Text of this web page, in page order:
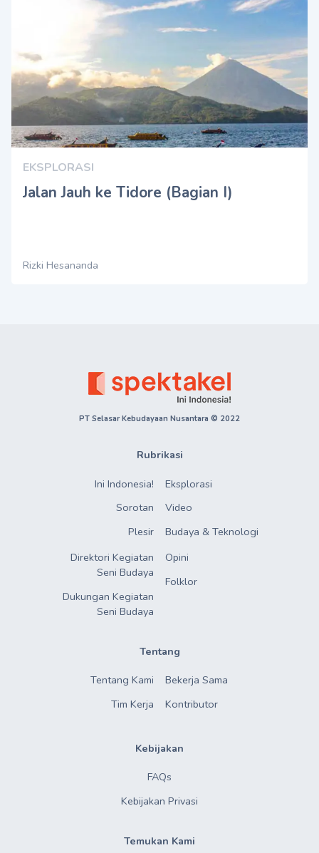
EKSPLORASI
Jalan Jauh ke Tidore (Bagian I)
Rizki Hesananda
PT Selasar Kebudayaan Nusantara © 2022
Rubrikasi
Ini Indonesia!
Sorotan
Plesir
Direktori Kegiatan
Seni Budaya
Dukungan Kegiatan
Seni Budaya
Eksplorasi
Video
Budaya & Teknologi
Opini
Folklor
Tentang
Tentang Kami
Tim Kerja
Bekerja Sama
Kontributor
Kebijakan
FAQs
Kebijakan Privasi
Temukan Kami